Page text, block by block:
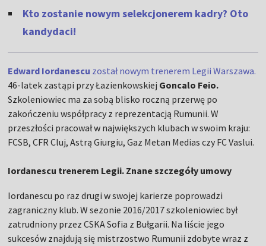
Kto zostanie nowym selekcjonerem kadry? Oto
kandydaci!
Edward Iordanescu został nowym trenerem Legii Warszawa.
46-latek zastąpi przy Łazienkowskiej Goncalo Feio.
Szkoleniowiec ma za sobą blisko roczną przerwę po
zakończeniu współpracy z reprezentacją Rumunii. W
przeszłości pracował w największych klubach w swoim kraju:
FCSB, CFR Cluj, Astrą Giurgiu, Gaz Metan Medias czy FC Vaslui.
Iordanescu trenerem Legii. Znane szczegóły umowy
Iordanescu po raz drugi w swojej karierze poprowadzi
zagraniczny klub. W sezonie 2016/2017 szkoleniowiec był
zatrudniony przez CSKA Sofia z Bułgarii. Na liście jego
sukcesów znajdują się mistrzostwo Rumunii zdobyte wraz z